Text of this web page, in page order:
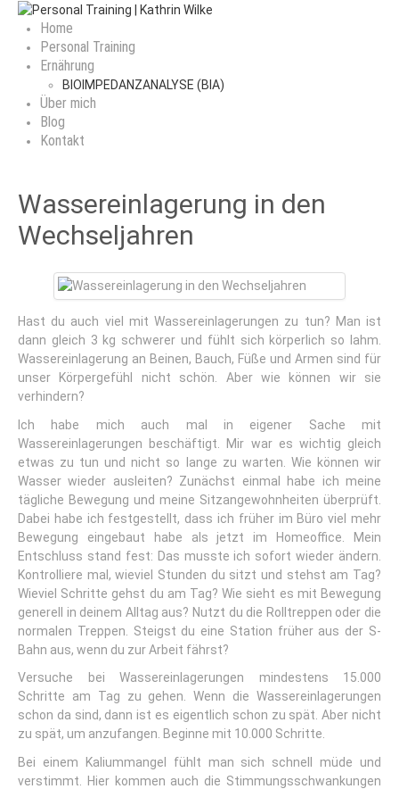
Home
Personal Training
Ernährung
BIOIMPEDANZANALYSE (BIA)
Über mich
Blog
Kontakt
Wassereinlagerung in den
Wechseljahren
Hast du auch viel mit Wassereinlagerungen zu tun? Man ist
dann gleich 3 kg schwerer und fühlt sich körperlich so lahm.
Wassereinlagerung an Beinen, Bauch, Füße und Armen sind für
unser Körpergefühl nicht schön. Aber wie können wir sie
verhindern?
Ich habe mich auch mal in eigener Sache mit
Wassereinlagerungen beschäftigt. Mir war es wichtig gleich
etwas zu tun und nicht so lange zu warten. Wie können wir
Wasser wieder ausleiten? Zunächst einmal habe ich meine
tägliche Bewegung und meine Sitzangewohnheiten überprüft.
Dabei habe ich festgestellt, dass ich früher im Büro viel mehr
Bewegung eingebaut habe als jetzt im Homeoffice. Mein
Entschluss stand fest: Das musste ich sofort wieder ändern.
Kontrolliere mal, wieviel Stunden du sitzt und stehst am Tag?
Wieviel Schritte gehst du am Tag? Wie sieht es mit Bewegung
generell in deinem Alltag aus? Nutzt du die Rolltreppen oder die
normalen Treppen. Steigst du eine Station früher aus der S-
Bahn aus, wenn du zur Arbeit fährst?
Versuche bei Wassereinlagerungen mindestens 15.000
Schritte am Tag zu gehen. Wenn die Wassereinlagerungen
schon da sind, dann ist es eigentlich schon zu spät. Aber nicht
zu spät, um anzufangen. Beginne mit 10.000 Schritte.
Bei einem Kaliummangel fühlt man sich schnell müde und
verstimmt. Hier kommen auch die Stimmungsschwankungen